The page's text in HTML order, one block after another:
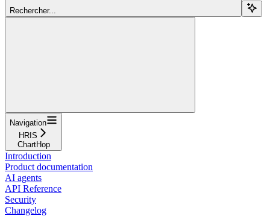
Rechercher...
Navigation
HRIS
ChartHop
Introduction
Product documentation
AI agents
API Reference
Security
Changelog